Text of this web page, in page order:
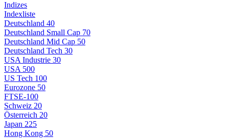
Indizes
Indexliste
Deutschland 40
Deutschland Small Cap 70
Deutschland Mid Cap 50
Deutschland Tech 30
USA Industrie 30
USA 500
US Tech 100
Eurozone 50
FTSE-100
Schweiz 20
Österreich 20
Japan 225
Hong Kong 50